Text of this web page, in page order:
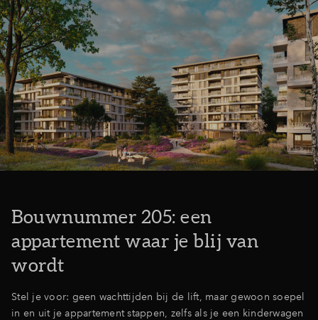
Inloggen
Bouwnummer 205: een
appartement waar je blij van
wordt
Stel je voor: geen wachttijden bij de lift, maar gewoon soepel
in en uit je appartement stappen, zelfs als je een kinderwagen